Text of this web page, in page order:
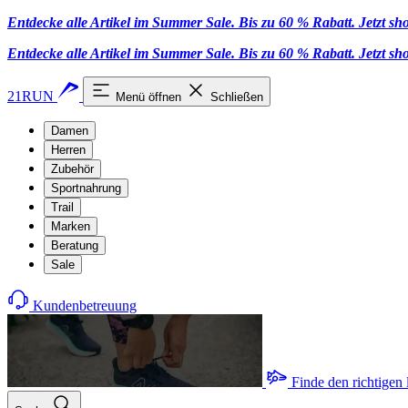
Entdecke alle Artikel im Summer Sale. Bis zu 60 % Rabatt. Jetzt
Entdecke alle Artikel im Summer Sale. Bis zu 60 % Rabatt. Jetzt
21RUN Menü öffnen Schließen
Damen
Herren
Zubehör
Sportnahrung
Trail
Marken
Beratung
Sale
Kundenbetreuung
Finde den richtigen